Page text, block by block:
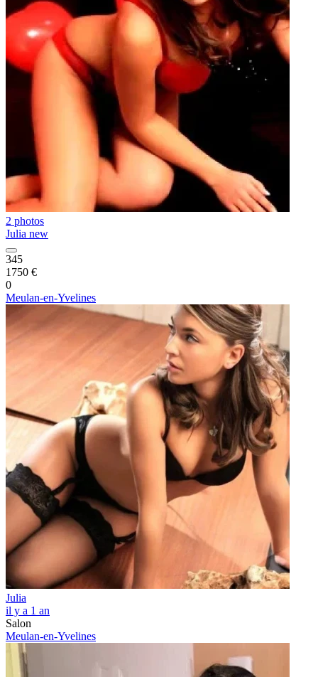
2 photos
Julia new
345
1750 €
0
Meulan-en-Yvelines
Julia
il y a 1 an
Salon
Meulan-en-Yvelines